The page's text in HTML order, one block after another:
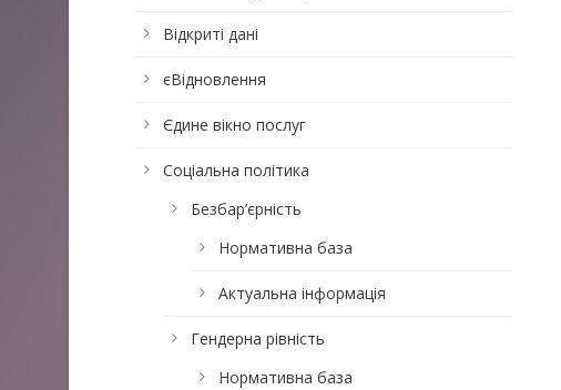
Відкриті дані
єВідновлення
Єдине вікно послуг
Соціальна політика
Безбар’єрність
Нормативна база
Актуальна інформація
Гендерна рівність
Нормативна база